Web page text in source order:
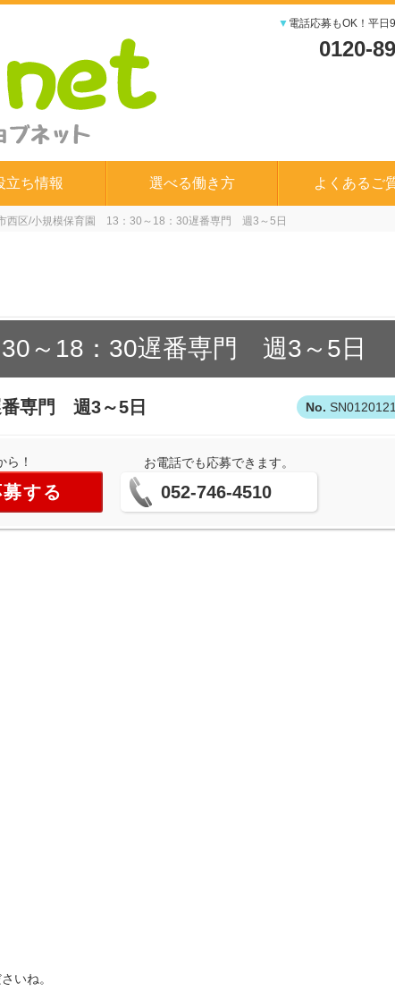
▼ 電話応募もOK！平日
0120-
立ち情報 選べる働き方 よくあるご
西区/小規模保育園 13：30～18：30遅番専門 週3～5日
～18：30遅番専門 週3～5日
専門 週3～5日
ら！
する
お電話でも応募できます。
052-746-4510
いね。